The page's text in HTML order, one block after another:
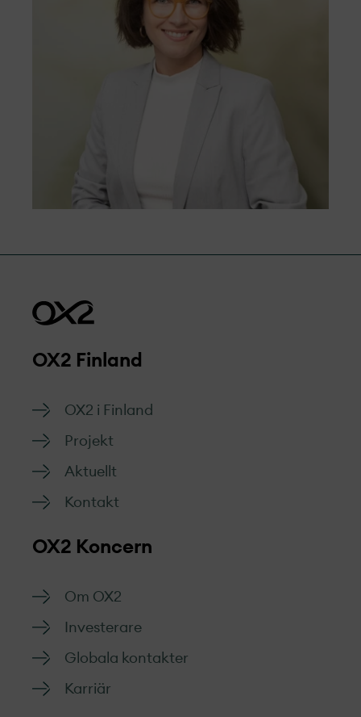
OX2 Finland
OX2 i Finland
Projekt­
Aktuellt
Kontakt
OX2 Koncern
Om OX2
Investerare
Globala kontakter
Karriär